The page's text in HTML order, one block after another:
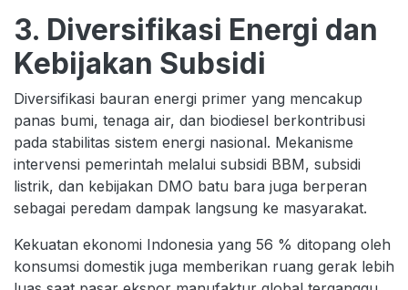
3. Diversifikasi Energi dan
Kebijakan Subsidi
Diversifikasi bauran energi primer yang mencakup
panas bumi, tenaga air, dan biodiesel berkontribusi
pada stabilitas sistem energi nasional. Mekanisme
intervensi pemerintah melalui subsidi BBM, subsidi
listrik, dan kebijakan DMO batu bara juga berperan
sebagai peredam dampak langsung ke masyarakat.
Kekuatan ekonomi Indonesia yang 56 % ditopang oleh
konsumsi domestik juga memberikan ruang gerak lebih